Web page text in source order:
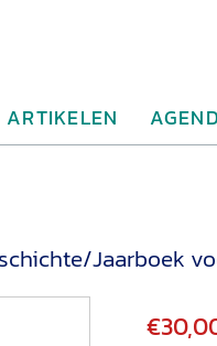
ARTIKELEN
Jaarboek